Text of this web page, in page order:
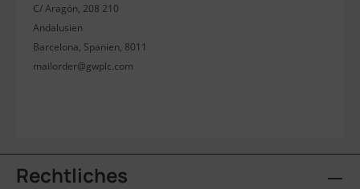
C/ Aragón, 208 210
Andalusien
Barcelona, Spanien, 8011
mailorder@gwplc.com
Rechtliches